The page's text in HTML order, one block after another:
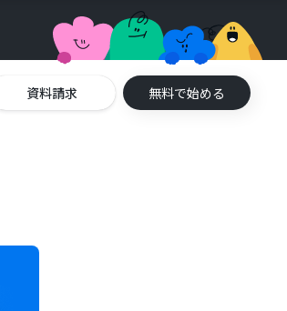
資料請求 無料で始める